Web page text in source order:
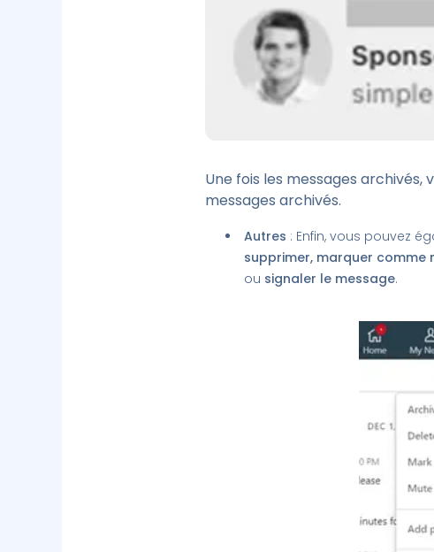
Une fois les messages
messages archivés.
Autres : Enfin, vous pouvez
supprimer, marquer comme
ou signaler le message.